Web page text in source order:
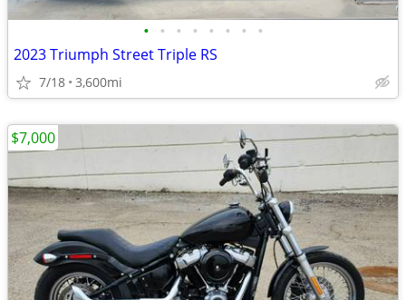
• • • • • • • •
2023 Triumph Street Triple RS
7/18 3,600mi
$7,000